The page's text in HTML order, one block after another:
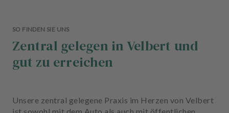
SO FINDEN SIE UNS
Zentral gelegen in Velbert und
gut zu erreichen
Unsere zentral gelegene Praxis im Herzen von Velbert